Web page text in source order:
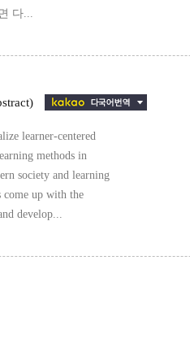
다...
learner-centered
methods in
society and learning
come up with the
develop...